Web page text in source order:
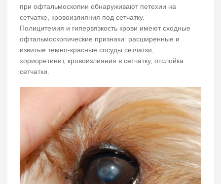
при офтальмоскопии обнаруживают петехии на
сетчатке, кровоизлияния под сетчатку.
Полицитемия и гипервязкость крови имеют сходные
офтальмоскопические признаки: расширенные и
извитые темно-красные сосуды сетчатки,
хориоретинит, кровоизлияния в сетчатку, отслойка
сетчатки.